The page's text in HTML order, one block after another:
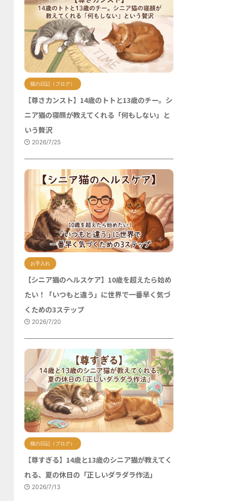
猫の日記（ブログ）
【尊さカンスト】14歳のトトと13歳のチー。シ
ニア猫の寝顔が教えてくれる「何もしない」と
いう贅沢
2026/7/25
お手入れ
【シニア猫のヘルスケア】10歳を超えたら始め
たい！「いつもと違う」に世界で一番早く気づ
くための3ステップ
2026/7/20
猫の日記（ブログ）
【尊すぎる】14歳と13歳のシニア猫が教えてく
れる、夏の休日の「正しいダラダラ作法」
2026/7/13